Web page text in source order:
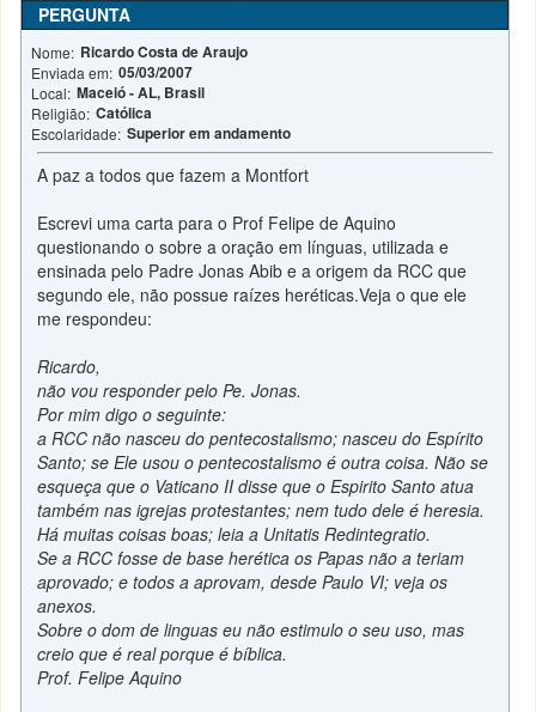
PERGUNTA
Nome: Ricardo Costa de Araujo
Enviada em: 05/03/2007
Local: Maceió - AL, Brasil
Religião: Católica
Escolaridade: Superior em andamento
A paz a todos que fazem a Montfort
Escrevi uma carta para o Prof Felipe de Aquino
questionando o sobre a oração em línguas, utilizada e
ensinada pelo Padre Jonas Abib e a origem da RCC que
segundo ele, não possue raízes heréticas.Veja o que ele
me respondeu:
Ricardo,
não vou responder pelo Pe. Jonas.
Por mim digo o seguinte:
a RCC não nasceu do pentecostalismo; nasceu do Espírito
Santo; se Ele usou o pentecostalismo é outra coisa. Não se
esqueça que o Vaticano II disse que o Espirito Santo atua
também nas igrejas protestantes; nem tudo dele é heresia.
Há muitas coisas boas; leia a Unitatis Redintegratio.
Se a RCC fosse de base herética os Papas não a teriam
aprovado; e todos a aprovam, desde Paulo VI; veja os
anexos.
Sobre o dom de linguas eu não estimulo o seu uso, mas
creio que é real porque é bíblica.
Prof. Felipe Aquino